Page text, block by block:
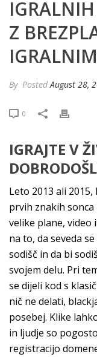
Z
By PostedAugust 28,
0
IGRAJTE V
Leto 2013 ali
prvih znakih
velike plane, video
na to, da seveda
sodišč in da bi
svojem delu. Pri
se dijeli kod s
nič ne delati,
posebej. Klike
in ljudje so
registracijo